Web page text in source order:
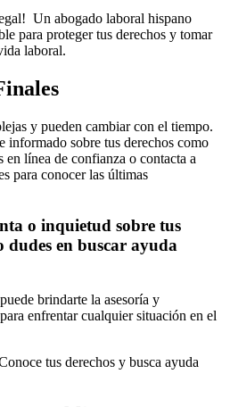
Un abogado laboral hispano
para proteger tus derechos y tomar
laboral.
y pueden cambiar con el tiempo.
informado sobre tus derechos como
línea de confianza o contacta a
para conocer las últimas
o inquietud sobre tus
dudes en buscar ayuda
brindarte la asesoría y
enfrentar cualquier situación en el
tus derechos y busca ayuda